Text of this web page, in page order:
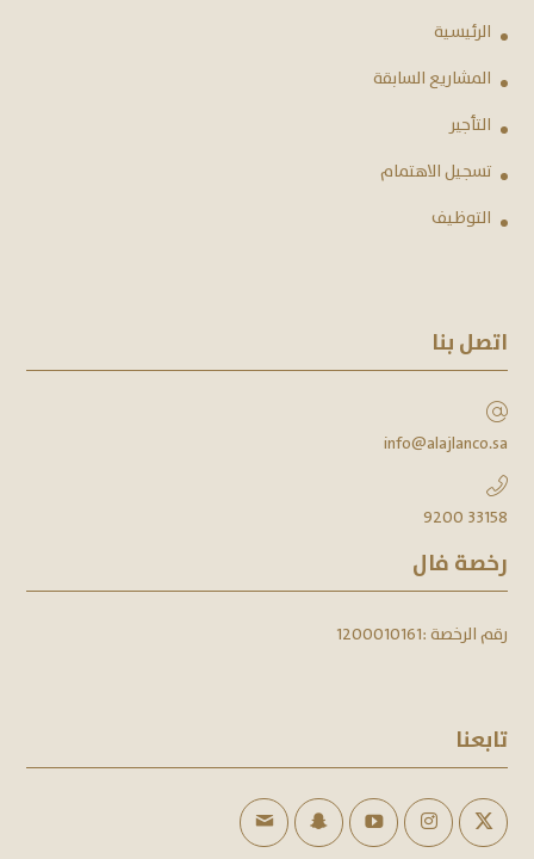
الرئيسية
المشاريع السابقة
التأجير
تسجيل الاهتمام
التوظيف
اتصل بنا
info@alajlanco.sa
9200 33158
رخصة فال
رقم الرخصة :1200010161
تابعنا